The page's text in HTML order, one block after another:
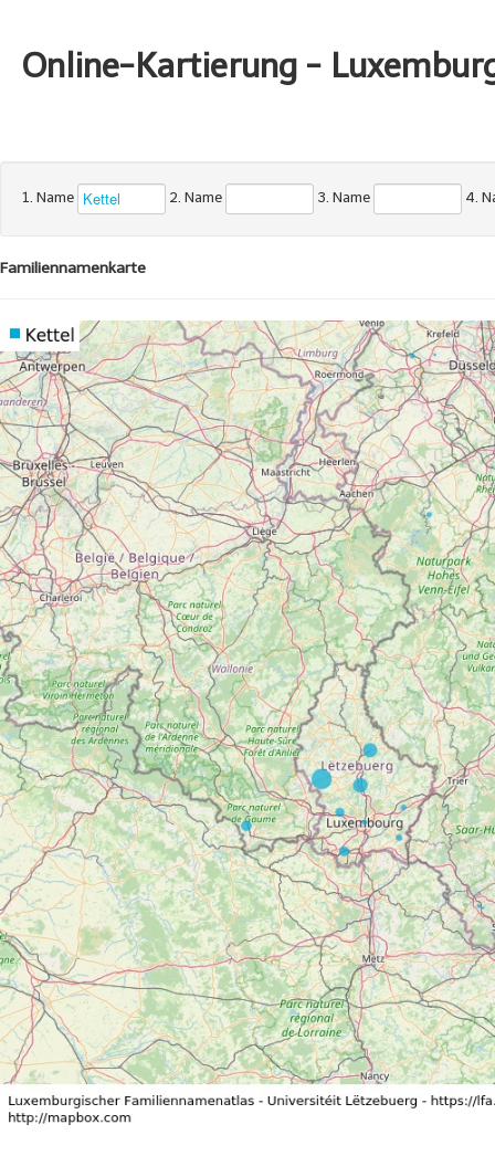
Online-Kartierung -
1. Name 2. Name 3. Name 4.
Familiennamenkarte